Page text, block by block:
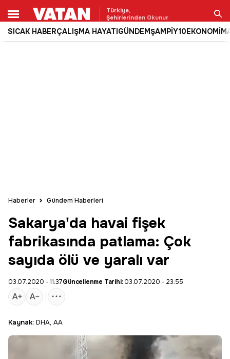
Türkiye,
Şehirlerinden Okunur
SICAK HABERÇALIŞMA HAYATIGÜNDEMŞAMPİY10EKONOMİ
Ara
Haberler Gündem Haberleri
Sakarya'da havai fişek
fabrikasında patlama: Çok
sayıda ölü ve yaralı var
03.07.2020 - 11:37Güncellenme Tarihi:03.07.2020 - 23:55
Kaynak: DHA, AA